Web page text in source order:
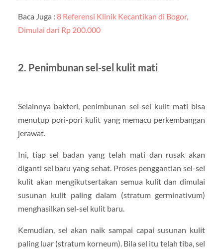
Baca Juga : 8 Referensi Klinik Kecantikan di Bogor,
Dimulai dari Rp 200.000
2. Penimbunan sel-sel kulit mati
Selainnya bakteri, penimbunan sel-sel kulit mati bisa
menutup pori-pori kulit yang memacu perkembangan
jerawat.
Ini, tiap sel badan yang telah mati dan rusak akan
diganti sel baru yang sehat. Proses penggantian sel-sel
kulit akan mengikutsertakan semua kulit dan dimulai
susunan kulit paling dalam (stratum germinativum)
menghasilkan sel-sel kulit baru.
Kemudian, sel akan naik sampai capai susunan kulit
paling luar (stratum korneum). Bila sel itu telah tiba, sel